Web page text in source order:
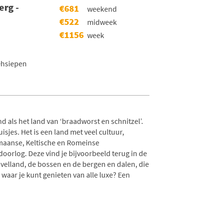
-
€681 weekend
€522 midweek
€1156 week
het land van ‘braadworst en schnitzel’.
Het is een land met veel cultuur,
Keltische en Romeinse
Deze vind je bijvoorbeeld terug in de
de bossen en de bergen en dalen, die
je kunt genieten van alle luxe? Een